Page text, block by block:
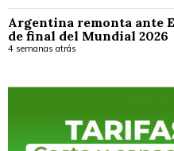
Argentina remonta ante
de final del Mundial 2026
4 semanas atrás